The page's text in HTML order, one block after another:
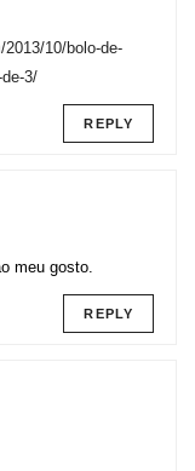
10/bolo-de-
3/
REPLY
meu gosto.
REPLY